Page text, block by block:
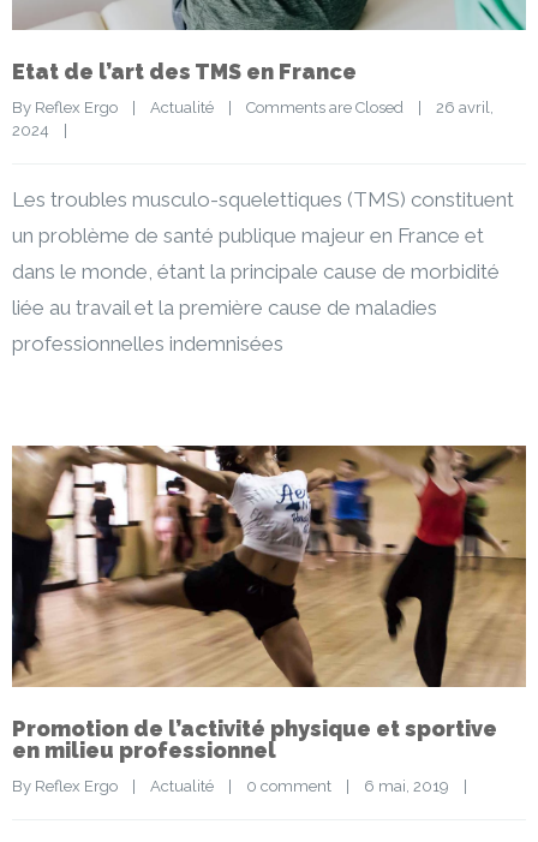
Etat de l’art des TMS en France
By Reflex Ergo | Actualité | Comments are Closed |
26 avril,
2024 |
Les troubles musculo-squelettiques (TMS) constituent
un problème de santé publique majeur en France et
dans le monde, étant la principale cause de morbidité
liée au travail et la première cause de maladies
professionnelles indemnisées
Promotion de l’activité physique et sportive
en milieu professionnel
By Reflex Ergo Actualité 0 comment 6 mai, 2019